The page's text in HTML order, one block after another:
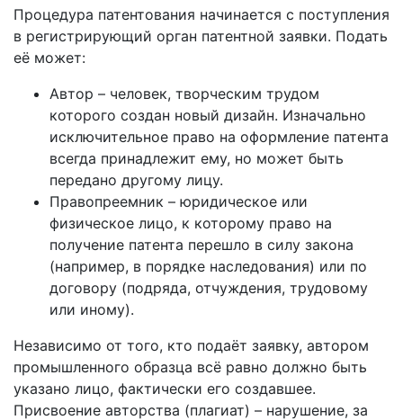
Процедура патентования начинается с поступления
в регистрирующий орган патентной заявки. Подать
её может:
Автор – человек, творческим трудом
которого создан новый дизайн. Изначально
исключительное право на оформление патента
всегда принадлежит ему, но может быть
передано другому лицу.
Правопреемник – юридическое или
физическое лицо, к которому право на
получение патента перешло в силу закона
(например, в порядке наследования) или по
договору (подряда, отчуждения, трудовому
или иному).
Независимо от того, кто подаёт заявку, автором
промышленного образца всё равно должно быть
указано лицо, фактически его создавшее.
Присвоение авторства (плагиат) – нарушение, за